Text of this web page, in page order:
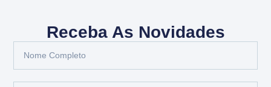
Receba As Novidades